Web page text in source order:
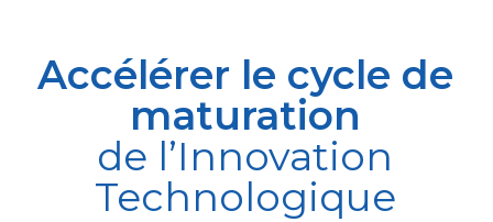
Accélérer le cycle de
maturation
de l’Innovation
Technologique